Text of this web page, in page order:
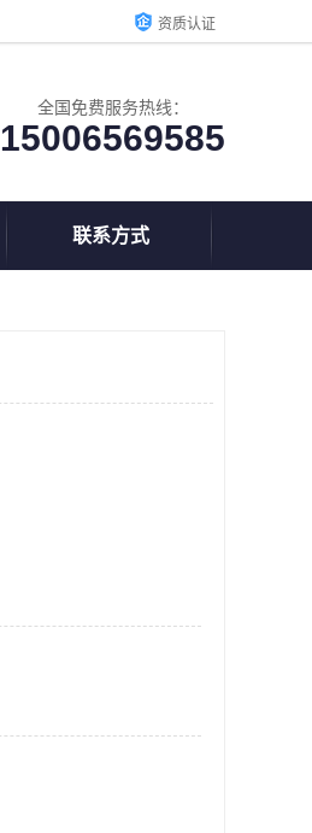
资质认证
全国免费服务热线：
15006569585
联系方式